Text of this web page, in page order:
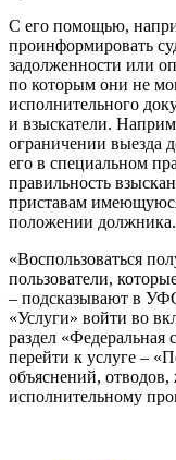
С его помощью,
проинформировать
задолженности или
по которым они не
исполнительного
и взыскатели.
ограничении выезда
его в специальном
правильность
приставам
положении должника.
«Воспользоваться
пользователи,
– подсказывают в
«Услуги» войти во
раздел «Федеральная
перейти к услуге –
объяснений,
исполнительному